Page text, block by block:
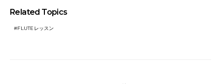
Related Topics
FLUTEレッスン